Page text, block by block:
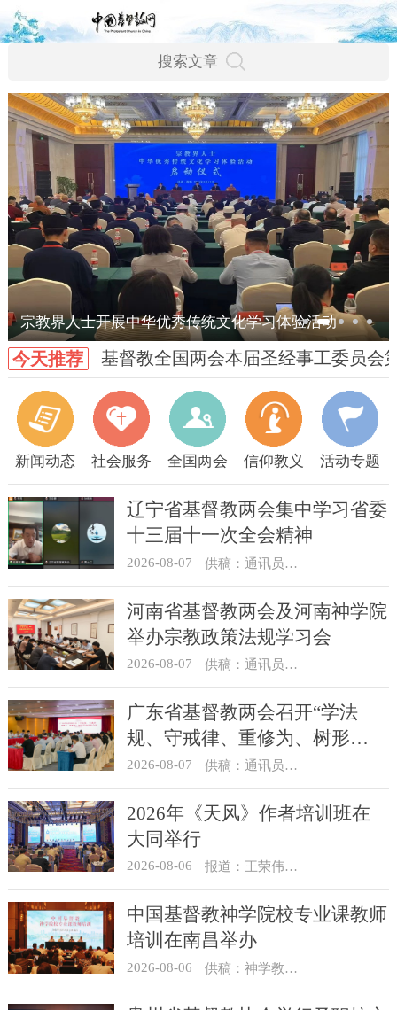
宗教界人士开展中华优秀传统文化学习体验活动
今天推荐 基督教全国两会本届圣经事工委员会
新闻动态 社会服务 全国两会 信仰教义 活动专题
辽宁省基督教两会集中学习省委
十三届十一次全会精神
2026-08-07 供稿：通讯员 顾利民
河南省基督教两会及河南神学院
举办宗教政策法规学习会
2026-08-07 供稿：通讯员 靳新元
广东省基督教两会召开“学法
规、守戒律、重修为、树形
象”教育活动总结会议
2026-08-07 供稿：通讯员 汪浩
2026年《天风》作者培训班在
大同举行
2026-08-06 报道：王荣伟 摄影：冯谦
中国基督教神学院校专业课教师
培训在南昌举办
2026-08-06 供稿：神学教育部